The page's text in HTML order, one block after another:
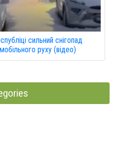
сильний снігопад
руху (відео)